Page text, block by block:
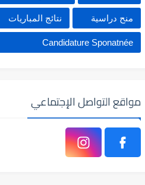
منح دراسية نتائج المباريات
Candidature Sponatnée
مواقع التواصل الإجتماعي